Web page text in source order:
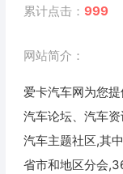
累计点击： 999
网站简介：
爱卡汽车网为您提
汽车论坛、汽车
汽车主题社区,其
省市和地区分会